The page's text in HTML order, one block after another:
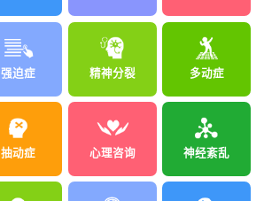
强迫症 精神分裂 多动症
抽动症 心理咨询 神经紊乱